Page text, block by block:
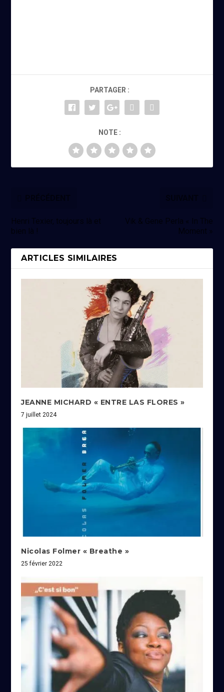
PARTAGER :
NOTE :
Henri Texier, toujours là et
bien là !
Vik & Gene Perla « In The
Moment »
ARTICLES SIMILAIRES
JEANNE MICHARD « ENTRE LAS FLORES »
7 juillet 2024
Nicolas Folmer « Breathe »
25 février 2022